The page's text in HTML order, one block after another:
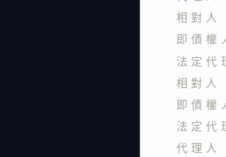
相對人
即債權
法定代
相對人
即債權
法定代
代理人